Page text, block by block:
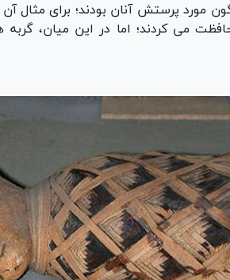
مورد پرستش آنان بودند؛ برای مثال
می کردند؛ اما در این میان، گربه